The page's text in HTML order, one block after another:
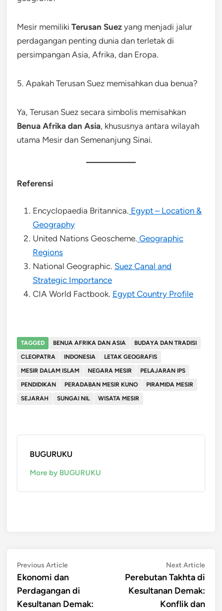
Mesir memiliki Terusan Suez yang menjadi jalur
perdagangan penting dunia dan terletak di
persimpangan Asia, Afrika, dan Eropa.
5. Apakah Terusan Suez memisahkan dua benua?
Ya, Terusan Suez secara simbolis memisahkan
Benua Afrika dan Asia, khususnya antara wilayah
utama Mesir dan Semenanjung Sinai.
Referensi
Encyclopaedia Britannica. Egypt – Location &
Geography
United Nations Geoscheme. Geographic
Regions
National Geographic. Suez Canal and
Strategic Importance
CIA World Factbook. Egypt Country Profile
TAGGED BENUA AFRIKA DAN ASIA
BUDAYA DAN TRADISI
CLEOPATRA
INDONESIA
LETAK GEOGRAFIS
MESIR DALAM ISLAM
NEGARA MESIR
PELAJARAN IPS
PENDIDIKAN
PERADABAN MESIR KUNO
PIRAMIDA MESIR
SEJARAH
SUNGAI NIL WISATA MESIR
BUGURUKU
More by BUGURUKU
Post
navigation
Previous ArticlePrevious
article:
Ekonomi dan
Perdagangan di
Kesultanan Demak:
Next ArticleNext
Perebutan Takhta di
Kesultanan Demak:
Konflik dan